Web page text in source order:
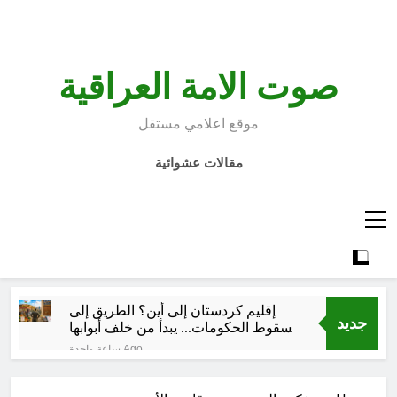
صوت الامة العراقية
موقع اعلامي مستقل
مقالات عشوائية
جديد
إقليم كردستان إلى أين؟ الطريق إلى
سقوط الحكومات… يبدأ من خلف أبوابها
المغلقة
ساعة واحدة Ago